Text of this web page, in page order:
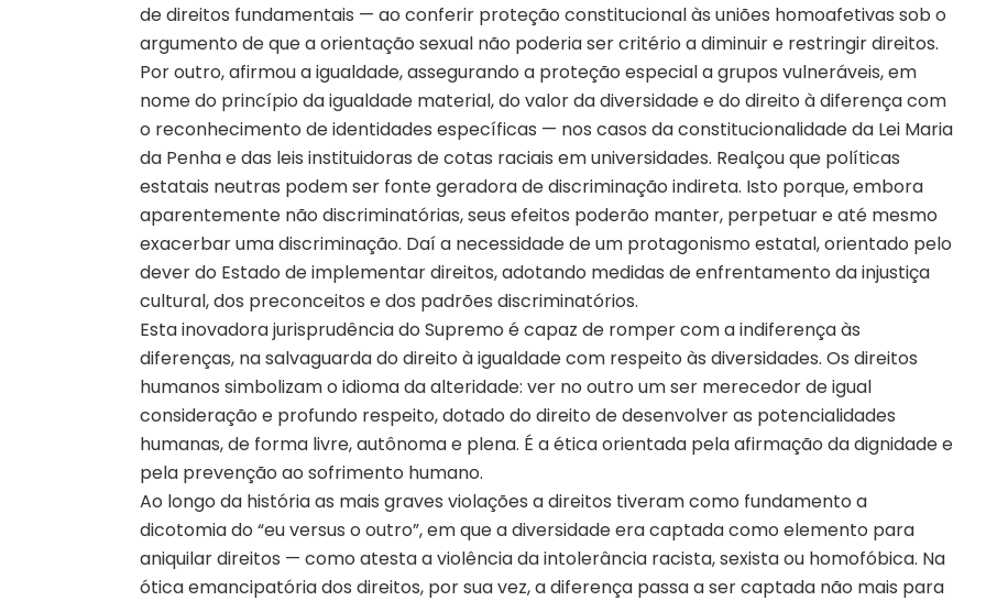
de direitos fundamentais — ao conferir proteção constitucional às uniões homoafetivas sob o
argumento de que a orientação sexual não poderia ser critério a diminuir e restringir direitos.
Por outro, afirmou a igualdade, assegurando a proteção especial a grupos vulneráveis, em
nome do princípio da igualdade material, do valor da diversidade e do direito à diferença com
o reconhecimento de identidades específicas — nos casos da constitucionalidade da Lei Maria
da Penha e das leis instituidoras de cotas raciais em universidades. Realçou que políticas
estatais neutras podem ser fonte geradora de discriminação indireta. Isto porque, embora
aparentemente não discriminatórias, seus efeitos poderão manter, perpetuar e até mesmo
exacerbar uma discriminação. Daí a necessidade de um protagonismo estatal, orientado pelo
dever do Estado de implementar direitos, adotando medidas de enfrentamento da injustiça
cultural, dos preconceitos e dos padrões discriminatórios.
Esta inovadora jurisprudência do Supremo é capaz de romper com a indiferença às
diferenças, na salvaguarda do direito à igualdade com respeito às diversidades. Os direitos
humanos simbolizam o idioma da alteridade: ver no outro um ser merecedor de igual
consideração e profundo respeito, dotado do direito de desenvolver as potencialidades
humanas, de forma livre, autônoma e plena. É a ética orientada pela afirmação da dignidade e
pela prevenção ao sofrimento humano.
Ao longo da história as mais graves violações a direitos tiveram como fundamento a
dicotomia do “eu versus o outro”, em que a diversidade era captada como elemento para
aniquilar direitos — como atesta a violência da intolerância racista, sexista ou homofóbica. Na
ótica emancipatória dos direitos, por sua vez, a diferença passa a ser captada não mais para